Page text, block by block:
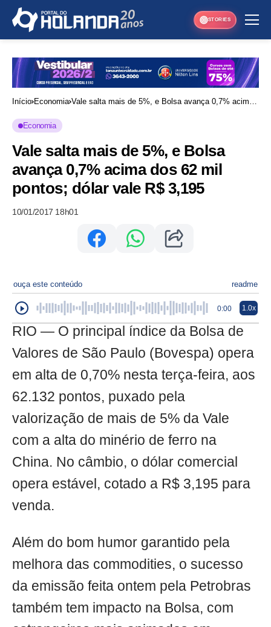
STORIES
Início Economia Vale salta mais de 5%, e Bolsa avança 0,7% acima
Economia
Vale salta mais de 5%, e Bolsa
avança 0,7% acima dos 62 mil
pontos; dólar vale R$ 3,195
10/01/2017 18h01
ouça este conteúdo readme
0:00 1.0x
RIO — O principal índice da Bolsa de
Valores de São Paulo (Bovespa) opera
em alta de 0,70% nesta terça-feira, aos
62.132 pontos, puxado pela
valorização de mais de 5% da Vale
com a alta do minério de ferro na
China. No câmbio, o dólar comercial
opera estável, cotado a R$ 3,195 para
venda.
Além do bom humor garantido pela
melhora das commodities, o sucesso
da emissão feita ontem pela Petrobras
também tem impacto na Bolsa, com